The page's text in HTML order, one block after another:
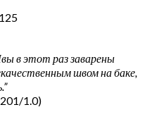
в этот раз заварены
швом на баке,
1.0)